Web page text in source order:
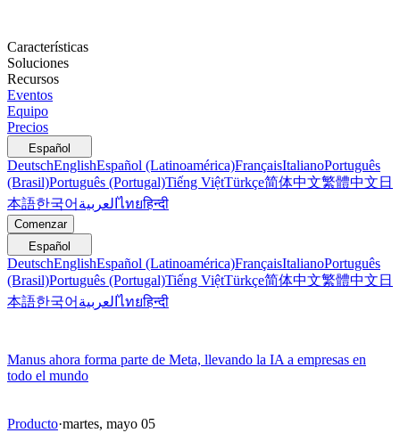
Características
Soluciones
Recursos
Eventos
Equipo
Precios
Español
DeutschEnglishEspañol (Latinoamérica)FrançaisItalianoPortuguês
(Brasil)Português (Portugal)Tiếng ViệtTürkçe简体中文繁體中文 日
本語한국어 العربيةไทยहिन्दी
Comenzar
Español
DeutschEnglishEspañol (Latinoamérica)FrançaisItalianoPortuguês
(Brasil)Português (Portugal)Tiếng ViệtTürkçe简体中文繁體中文 日
本語한국어 العربيةไทยहिन्दी
Manus ahora forma parte de Meta, llevando la IA a empresas en
todo el mundo
Producto·martes, mayo 05